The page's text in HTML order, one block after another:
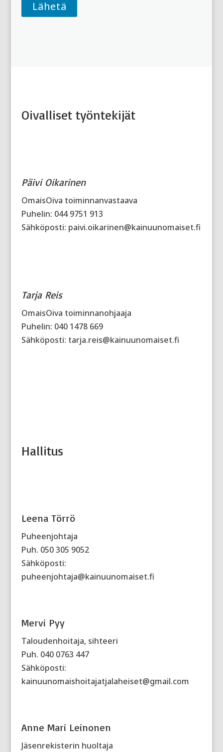
Oivalliset työntekijät
Päivi Oikarinen
OmaisOiva toiminnanvastaava
Puhelin: 044 9751 913
Sähköposti: paivi.oikarinen@kainuunomaiset.fi
Tarja Reis
OmaisOiva toiminnanohjaaja
Puhelin: 040 1478 669
Sähköposti: tarja.reis@kainuunomaiset.fi
Hallitus
Leena Törrö
Puheenjohtaja
Puh. 050 305 9052
Sähköposti:
puheenjohtaja@kainuunomaiset.fi
Mervi Pyy
Taloudenhoitaja, sihteeri
Puh. 040 0763 447
Sähköposti:
kainuunomaishoitajatjalaheiset@gmail.com
Anne Mari Leinonen
Jäsenrekisterin huoltaja